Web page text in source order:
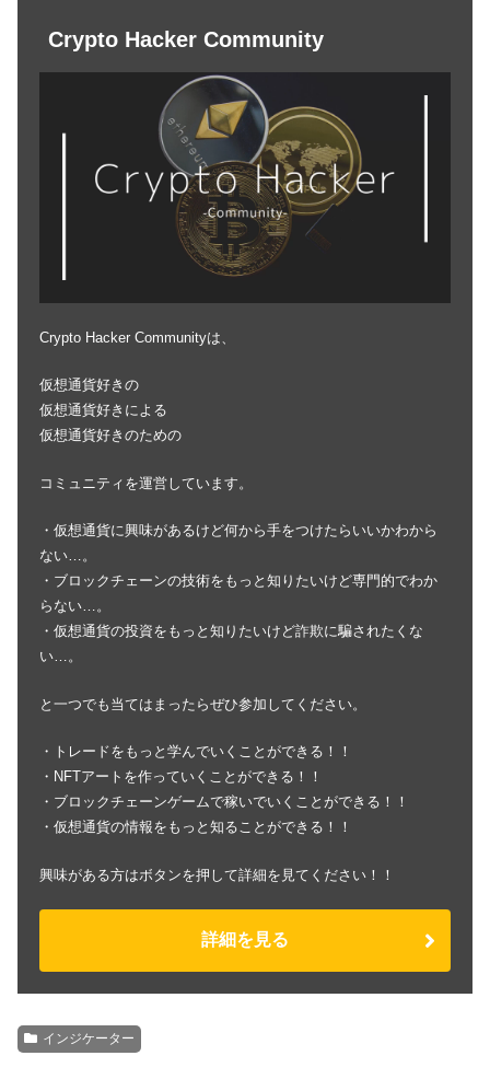
Crypto Hacker Community
Crypto Hacker Communityは、
仮想通貨好きの
仮想通貨好きによる
仮想通貨好きのための
コミュニティを運営しています。
・仮想通貨に興味があるけど何から手をつけたらいいかわから
ない…。
・ブロックチェーンの技術をもっと知りたいけど専門的でわか
らない…。
・仮想通貨の投資をもっと知りたいけど詐欺に騙されたくな
い…。
と一つでも当てはまったらぜひ参加してください。
・トレードをもっと学んでいくことができる！！
・NFTアートを作っていくことができる！！
・ブロックチェーンゲームで稼いでいくことができる！！
・仮想通貨の情報をもっと知ることができる！！
興味がある方はボタンを押して詳細を見てください！！
詳細を見る
インジケーター